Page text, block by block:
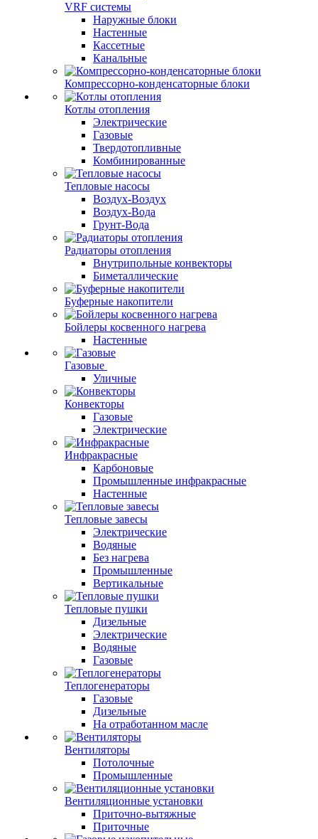
VRF системы
Наружные блоки
Настенные
Кассетные
Канальные
Компрессорно-конденсаторные блоки
Котлы отопления
Электрические
Газовые
Твердотопливные
Комбинированные
Тепловые насосы
Воздух-Воздух
Воздух-Вода
Грунт-Вода
Радиаторы отопления
Внутрипольные конвекторы
Биметаллические
Буферные накопители
Бойлеры косвенного нагрева
Настенные
Газовые
Уличные
Конвекторы
Газовые
Электрические
Инфракрасные
Карбоновые
Промышленные инфракрасные
Настенные
Тепловые завесы
Электрические
Водяные
Без нагрева
Промышленные
Вертикальные
Тепловые пушки
Дизельные
Электрические
Водяные
Газовые
Теплогенераторы
Газовые
Дизельные
На отработанном масле
Вентиляторы
Потолочные
Промышленные
Вентиляционные установки
Приточно-вытяжные
Приточные